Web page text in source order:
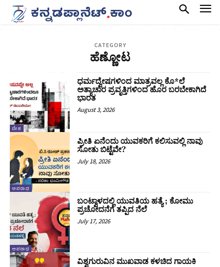
CATEGORY
ಹೆಣ್ಣೋಟ
ದೇಶ
ಧರ್ಮದ್ವೇಷಗಳಿಂದ ಮಾತ್ರವಲ್ಲ ಕೊ*ಲೆ
ಅತ್ಯಾಚಾರ ಪ್ರವೃತ್ತಿಗಳಿಂದ ಹೊರ ಬರಬೇಕಾಗಿದೆ
ಭಾರತ
August 3, 2026
ಅಪರಾಧ
ಪ್ರೀತಿ ಏನೆಂದು ಯುವಕರಿಗೆ ಕಲಿಸುವಲ್ಲಿ ನಾವು
ಸೋತು ಬಿಟ್ಟೆವೇ?
July 18, 2026
ಅಪರಾಧ
ಬಂಟ್ವಾಳದಲ್ಲಿ ಯುವತಿಯ ಹತ್ಯೆ ; ಕೋಮು
ಪ್ರಚೋದನೆಗೆ ತಪ್ಪಿದ ನೆಲೆ
July 17, 2026
ವಿಶ್ವಗುರುವಿನ ಮುಖವಾಡ ಕಳಚಿದ ಗಾಯಕಿ